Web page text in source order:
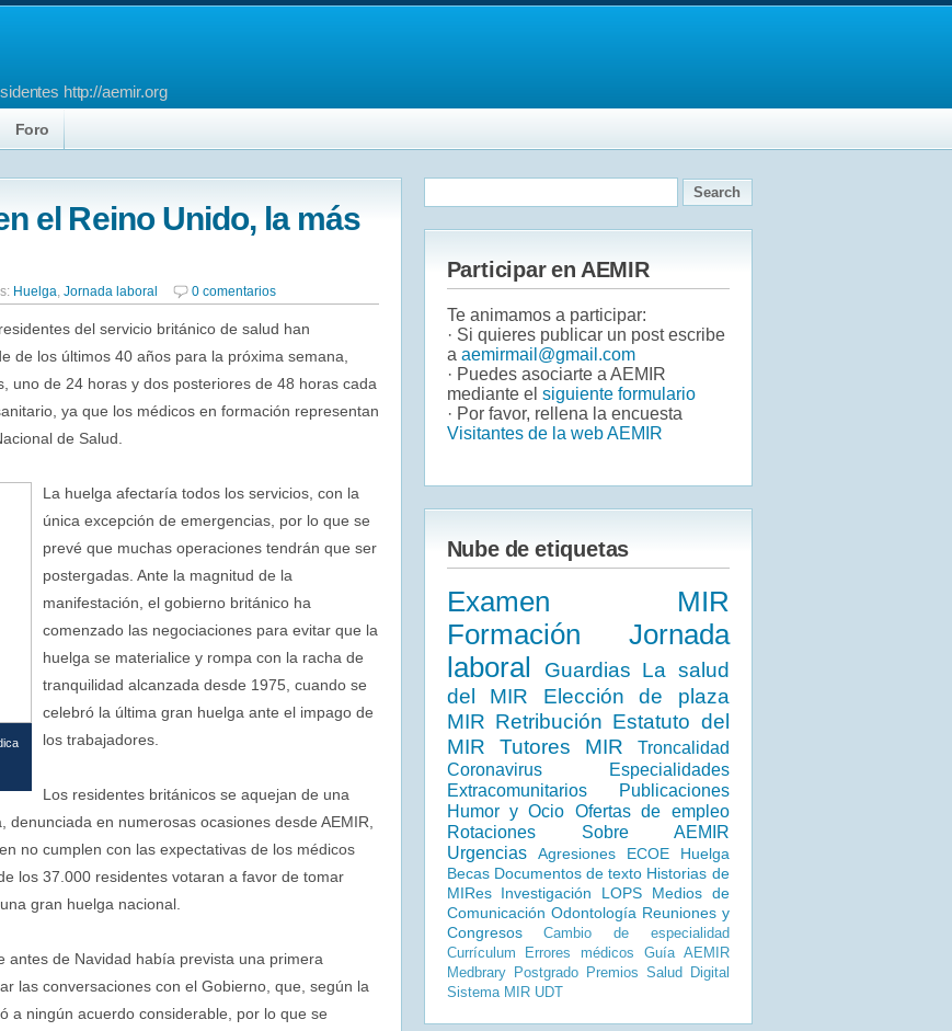
http://aemir.org
Foro
el Reino Unido, la más
Huelga, Jornada laboral 0 comentarios
del servicio británico de salud han
de los últimos 40 años para la próxima semana,
uno de 24 horas y dos posteriores de 48 horas cada
ya que los médicos en formación representan
de Salud.
La huelga afectaría todos los servicios, con la
única excepción de emergencias, por lo que se
prevé que muchas operaciones tendrán que ser
postergadas. Ante la magnitud de la
manifestación, el gobierno británico ha
comenzado las negociaciones para evitar que la
huelga se materialice y rompa con la racha de
tranquilidad alcanzada desde 1975, cuando se
celebró la última gran huelga ante el impago de
los trabajadores.
Los residentes británicos se aquejan de una
en numerosas ocasiones desde AEMIR,
no cumplen con las expectativas de los médicos
los 37.000 residentes votaran a favor de tomar
gran huelga nacional.
antes de Navidad había prevista una primera
las conversaciones con el Gobierno, que, según la
a ningún acuerdo considerable, por lo que se
Participar en AEMIR
Te animamos a participar:
· Si quieres publicar un post escribe
a aemirmail@gmail.com
· Puedes asociarte a AEMIR
mediante el siguiente formulario
· Por favor, rellena la encuesta
Visitantes de la web AEMIR
Nube de etiquetas
Examen MIR
Formación
Jornada
laboral
Guardias La salud
del MIR
Elección de plaza
MIR Retribución Estatuto del
MIR
Tutores MIR
Troncalidad
Coronavirus
Especialidades
Extracomunitarios
Publicaciones
Humor y Ocio Ofertas de empleo
Rotaciones
Sobre AEMIR
Urgencias
Agresiones ECOE
Huelga
Becas Documentos de texto Historias de
MIRes Investigación LOPS
Medios de
Comunicación Odontología Reuniones y
Congresos
Cambio de especialidad
Currículum
Errores médicos
Guía AEMIR
Medbrary
Postgrado Premios Salud Digital
Sistema MIR UDT